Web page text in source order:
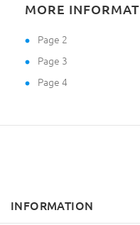
MORE
Page 2
Page 3
Page 4
INFORMATION